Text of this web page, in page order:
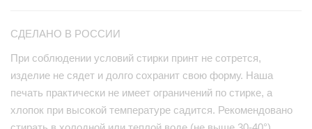
СДЕЛАНО В РОССИИ
При соблюдении условий стирки принт не сотрется,
изделие не сядет и долго сохранит свою форму. Наша
печать практически не имеет ограничений по стирке, а
хлопок при высокой температуре садится. Рекомендовано